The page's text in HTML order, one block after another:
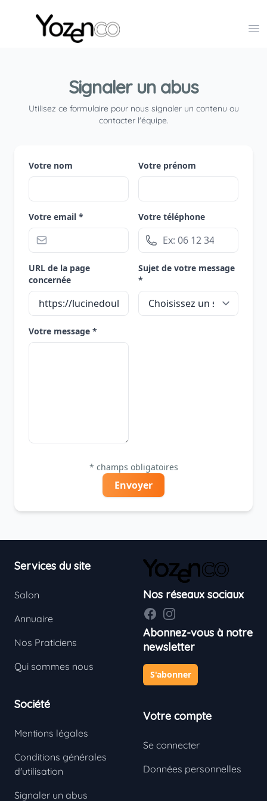
Yozenco - Organisateur de Salons, Evénements et
Signaler un abus
Utilisez ce formulaire pour nous signaler un contenu ou
contacter l'équipe.
Votre nom Votre prénom
Votre email * Votre téléphone
URL de la page
concernée
Sujet de votre message
*
Votre message *
* champs obligatoires
Envoyer
Services du site
Salon
Annuaire
Nos Praticiens
Qui sommes nous
Société
Mentions légales
Conditions générales
d'utilisation
Signaler un abus
Nos réseaux sociaux
FacebookInstagram
Abonnez-vous à notre
newsletter
S'abonner
Votre compte
Se connecter
Données personnelles